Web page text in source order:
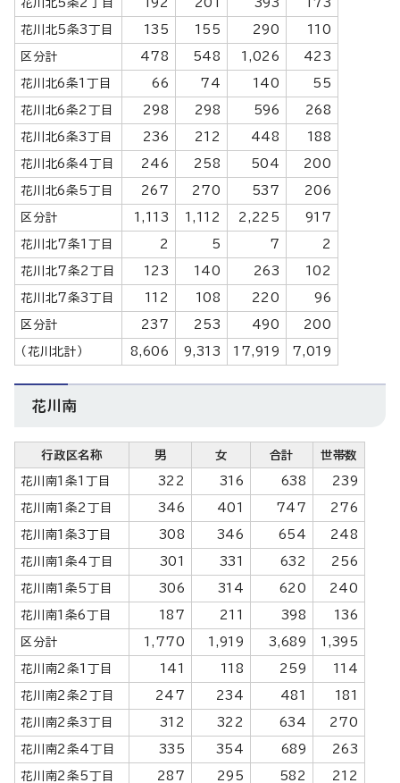
花川北5条3丁目 135 155 290 110
区分計 478 548 1,026 423
花川北6条1丁目 66 74 140 55
花川北6条2丁目 298 298 596 268
花川北6条3丁目 236 212 448 188
花川北6条4丁目 246 258 504 200
花川北6条5丁目 267 270 537 206
区分計 1,113 1,112 2,225 917
花川北7条1丁目 2 5 7 2
花川北7条2丁目 123 140 263 102
花川北7条3丁目 112 108 220 96
区分計 237 253 490 200
（花川北計） 8,606 9,313 17,919 7,019
花川南
行政区名称 男 女 合計 世帯数
花川南1条1丁目 322 316 638 239
花川南1条2丁目 346 401 747 276
花川南1条3丁目 308 346 654 248
花川南1条4丁目 301 331 632 256
花川南1条5丁目 306 314 620 240
花川南1条6丁目 187 211 398 136
区分計 1,770 1,919 3,689 1,395
花川南2条1丁目 141 118 259 114
花川南2条2丁目 247 234 481 181
花川南2条3丁目 312 322 634 270
花川南2条4丁目 335 354 689 263
花川南2条5丁目 287 295 582 212